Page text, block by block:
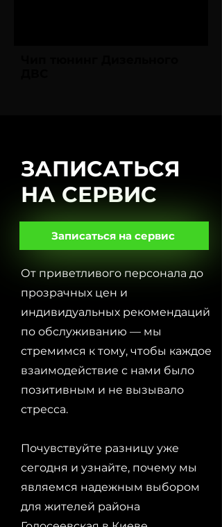
ЗАПИСАТЬСЯ
НА СЕРВИС
Записаться на сервис
От приветливого персонала до
прозрачных цен и
индивидуальных рекомендаций
по обслуживанию — мы
стремимся к тому, чтобы каждое
взаимодействие с нами было
позитивным и не вызывало
стресса.
Почувствуйте разницу уже
сегодня и узнайте, почему мы
являемся надежным выбором
для жителей района